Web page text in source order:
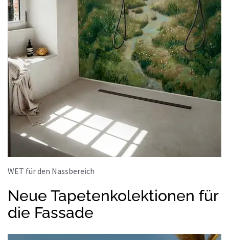
WET für den Nassbereich
Neue Tapetenkolektionen für
die Fassade